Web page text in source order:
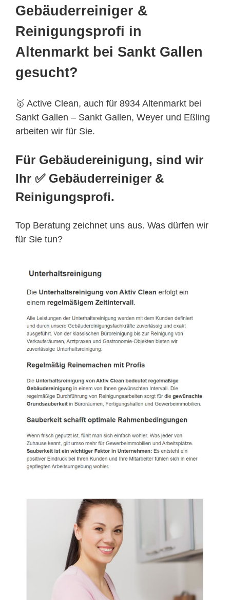
Gebäuderreiniger &
Reinigungsprofi in
Altenmarkt bei Sankt Gallen
gesucht?
🥇 Active Clean, auch für 8934 Altenmarkt bei
Sankt Gallen – Sankt Gallen, Weyer und Eßling
arbeiten wir für Sie.
Für Gebäudereinigung, sind wir
Ihr ✅ Gebäuderreiniger &
Reinigungsprofi.
Top Beratung zeichnet uns aus. Was dürfen wir
für Sie tun?